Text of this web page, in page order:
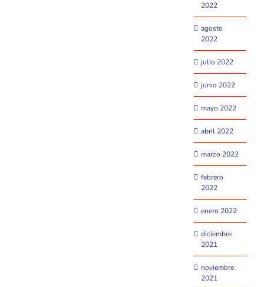
2022
agosto
2022
julio 2022
junio 2022
mayo 2022
abril 2022
marzo 2022
febrero
2022
enero 2022
diciembre
2021
noviembre
2021